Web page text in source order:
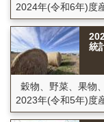
2024年(令和6年)度
統
穀物、野菜、果物
2023年(令和5年)度